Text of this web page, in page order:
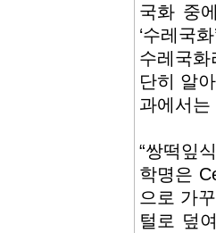
국화 중
‘수레국
수레국
단히 알
과에서
“쌍떡잎
학명은
으로 가
털로 덮